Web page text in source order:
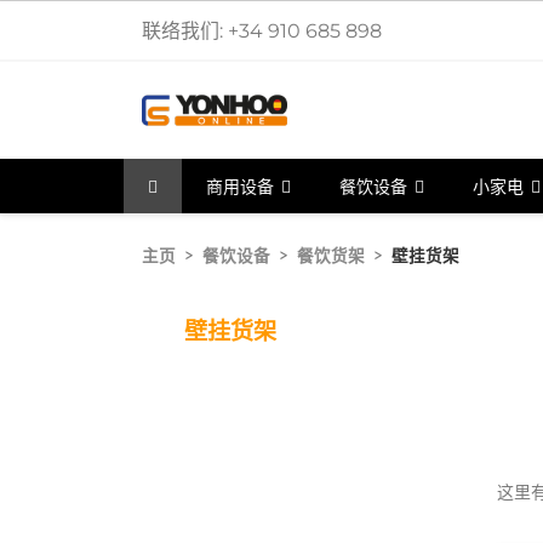
联络我们: +34 910 685 898
商用设备 餐饮设备 小家电
主页 餐饮设备 餐饮货架 壁挂货架
壁挂货架
这里